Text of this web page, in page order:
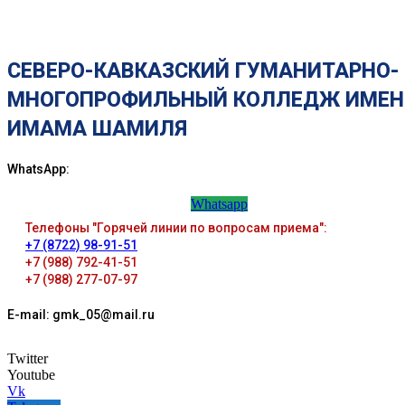
СЕВЕРО-КАВКАЗСКИЙ ГУМАНИТАРНО-
МНОГОПРОФИЛЬНЫЙ КОЛЛЕДЖ
ИМАМА ШАМИЛЯ
WhatsApp:
Whatsapp
Телефоны "Горячей линии по вопросам приема":
+7 (8722) 98-91-51
+7 (988) 792-41-51
+7 (988) 277-07-97
E-mail: gmk_05@mail.ru
Twitter
Youtube
Vk